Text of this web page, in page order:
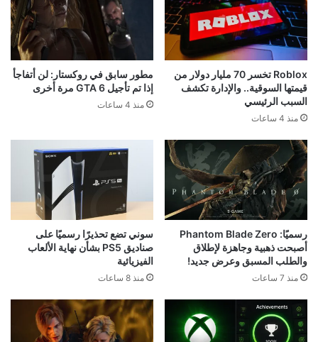
Roblox تخسر 70 مليار دولار من
قيمتها السوقية.. والإدارة تكشف
السبب الرئيسي
منذ 4 ساعات
مطور سابق في روكستار: لن أتفاجأ
إذا تم تأجيل GTA 6 مرة أخرى
منذ 4 ساعات
رسميًا: Phantom Blade Zero
أصبحت ذهبية وجاهزة لإطلاق
والطلب المسبق وعرض جديد!
منذ 7 ساعات
سوني تضع تحذيرًا رسميًا على
صناديق PS5 بشأن نهاية الألعاب
الفيزيائية
منذ 8 ساعات